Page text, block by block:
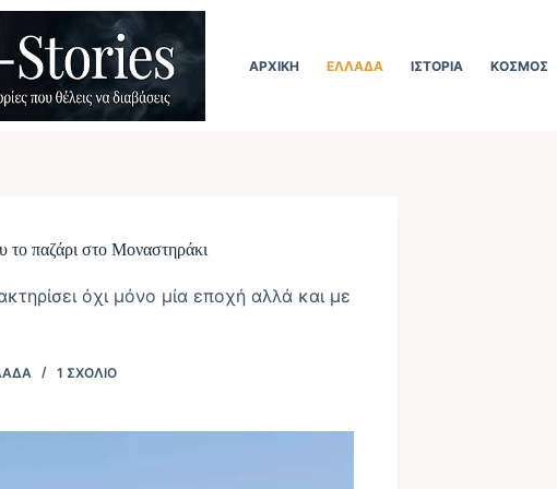
ΑΡΧΙΚΉ ΕΛΛΆΔΑ ΙΣΤΟΡΊΑ ΚΌΣΜΟΣ
το παζάρι στο Μοναστηράκι
όχι μόνο μία εποχή αλλά και με
1 ΣΧΌΛΙΟ